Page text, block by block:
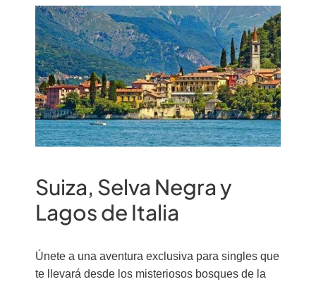
Suiza, Selva Negra y
Lagos de Italia
Únete a una aventura exclusiva para singles que
te llevará desde los misteriosos bosques de la